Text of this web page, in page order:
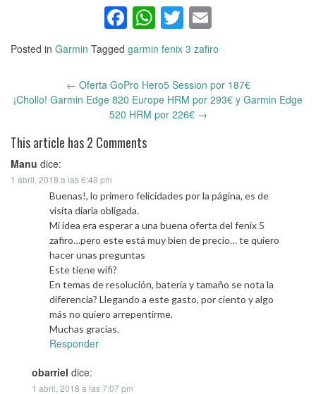
Facebook
WhatsApp
Twitter
Posted in Garmin Tagged garmin fenix 3 zafiro
Post
← Oferta GoPro Hero5 Session por 187€
¡Chollo! Garmin Edge 820 Europe HRM por 293€ y Garmin Edge
520 HRM por 226€ →
This article has 2 Comments
Manu dice:
1 abril, 2018 a las 6:48 pm
Buenas!, lo primero felicidades por la página, es de
visita diaria obligada.
Mi idea era esperar a una buena oferta del fenix 5
zafiro…pero este está muy bien de precio… te quiero
hacer unas preguntas
Este tiene wifi?
En temas de resolución, batería y tamaño se nota la
diferencia? Llegando a este gasto, por ciento y algo
más no quiero arrepentirme.
Muchas gracias.
Responder
obarriel dice:
1 abril, 2018 a las 7:07 pm